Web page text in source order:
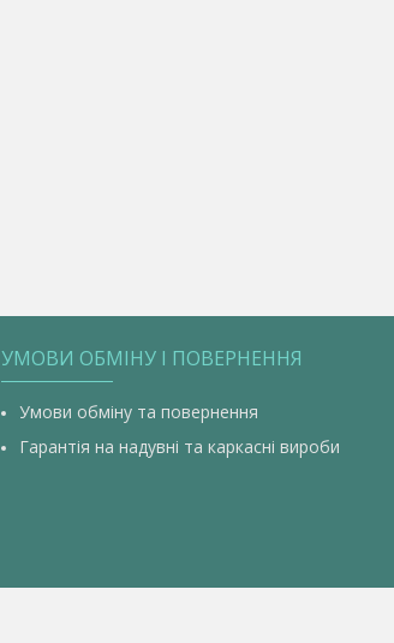
УМОВИ ОБМІНУ І ПОВЕРНЕННЯ
Умови обміну та повернення
Гарантія на надувні та каркасні вироби